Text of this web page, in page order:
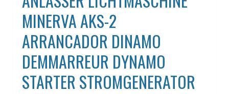
MINERVA AKS-2
ARRANCADOR DINAMO
DEMMARREUR DYNAMO
STARTER STROMGENERATOR